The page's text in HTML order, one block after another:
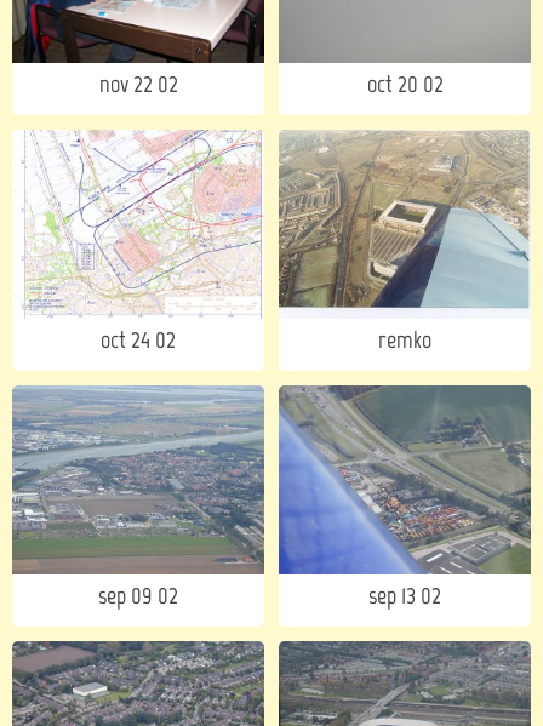
nov 22 02 oct 20 02
oct 24 02 remko
sep 09 02 sep 13 02